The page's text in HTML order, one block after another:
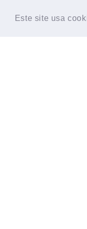
Este site usa
Este site usa
HOME